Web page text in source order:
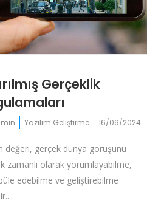
Gerçeklik
Yazılım Geliştirme 16/09/2024
değeri, gerçek dünya görüşünü
zamanlı olarak yorumlayabilme,
edebilme ve geliştirebilme